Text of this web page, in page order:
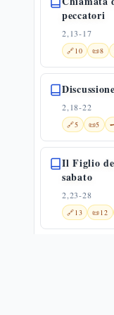
peccatori
2,13-17
🔗10 📜8
2,18-22
🔗5 📜5
Il Figlio
sabato
2,23-28
🔗13 📜12